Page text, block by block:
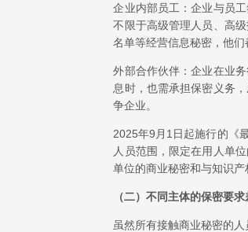
企业内部员工：企业与员
不限于高级管理人员、高
名单等经营信息秘密，他们
外部合作伙伴：企业在业
息时，也需承担保密义务
争企业。
2025年9月1日起施行的《
人员范围，限定在用人单
单位的商业秘密和与知识
（二）不同主体的保密要
虽然所有接触商业秘密的